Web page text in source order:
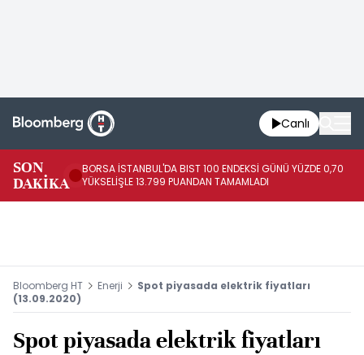
Canlı
SON
DAKİKA
BORSA İSTANBUL'DA BIST 100 ENDEKSİ GÜNÜ YÜZDE 0,70
YÜKSELİŞLE 13.799 PUANDAN TAMAMLADI
Bloomberg HT Enerji
Spot piyasada elektrik fiyatları
(13.09.2020)
Spot piyasada elektrik fiyatları